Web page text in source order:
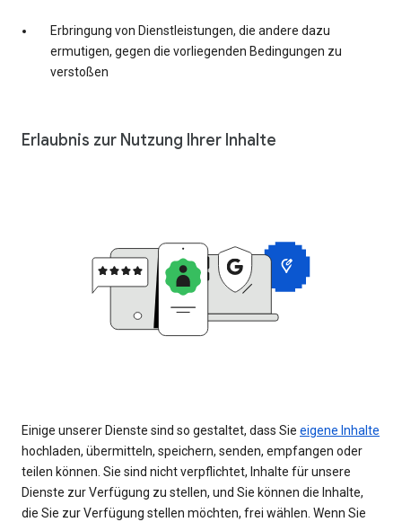
Erbringung von Dienstleistungen, die andere dazu
ermutigen, gegen die vorliegenden Bedingungen zu
verstoßen
Erlaubnis zur Nutzung Ihrer Inhalte
Einige unserer Dienste sind so gestaltet, dass Sie eigene Inhalte
hochladen, übermitteln, speichern, senden, empfangen oder
teilen können. Sie sind nicht verpflichtet, Inhalte für unsere
Dienste zur Verfügung zu stellen, und Sie können die Inhalte,
die Sie zur Verfügung stellen möchten, frei wählen. Wenn Sie